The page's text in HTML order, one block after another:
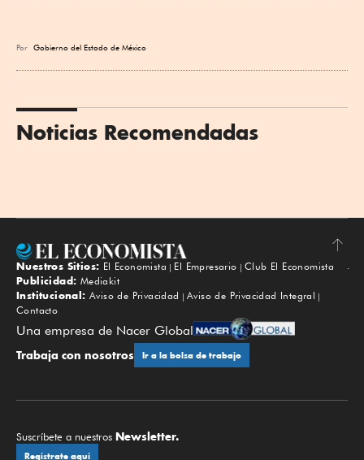
Por Gobierno del Estado de México
Noticias Recomendadas
Subir
Nuestros Sitios: El Economista El Empresario
Club El Economista
Publicidad: Mediakit
Institucional: Aviso de Privacidad
Aviso de Privacidad Integral
Contacto
Una empresa de Nacer Global
Trabaja con nosotros Ir a la bolsa de trabajo
Suscríbete a nuestros Newsletter.
Regístrate aquí